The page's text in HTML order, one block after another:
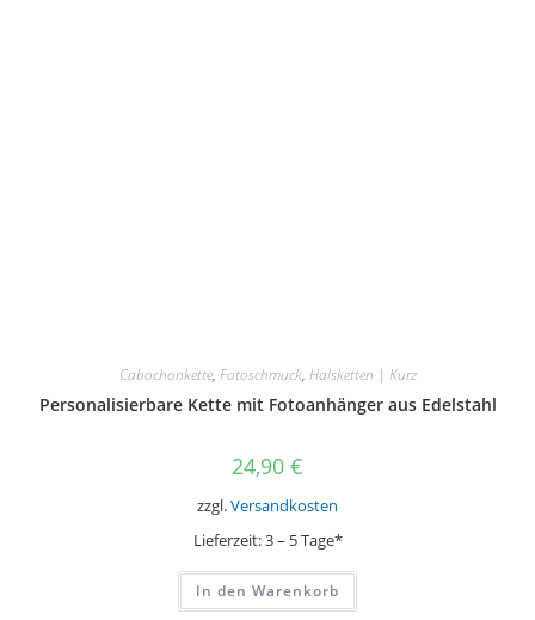
Cabochonkette, Fotoschmuck, Halsketten | Kurz
Personalisierbare Kette mit Fotoanhänger aus Edelstahl
24,90 €
zzgl.Versandkosten
Lieferzeit:3 – 5 Tage*
In den Warenkorb